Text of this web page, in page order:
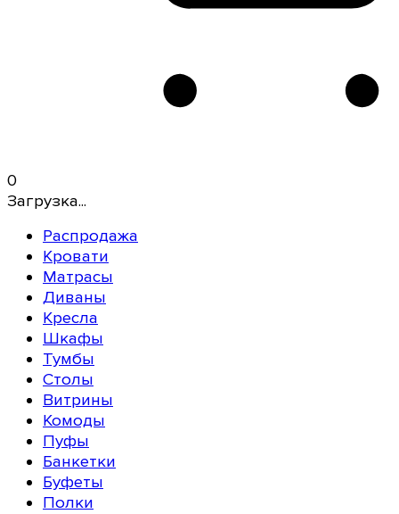
0
Загрузка...
Распродажа
Кровати
Матрасы
Диваны
Кресла
Шкафы
Тумбы
Столы
Витрины
Комоды
Пуфы
Банкетки
Буфеты
Полки